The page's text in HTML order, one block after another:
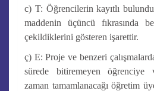
c) T: Öğrencilerin kayıtlı
maddenin üçüncü fıkrasında
çekildiklerini gösteren işarettir.
ç) E: Proje ve benzeri
sürede bitiremeyen öğrenciye
zaman tamamlanacağı öğretim